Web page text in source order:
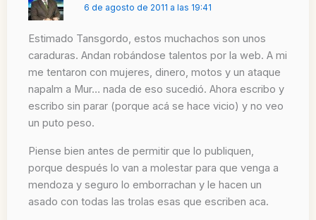
6 de agosto de 2011 a las 19:41
Estimado Tansgordo, estos muchachos son unos
caraduras. Andan robándose talentos por la web. A mi
me tentaron con mujeres, dinero, motos y un ataque
napalm a Mur… nada de eso sucedió. Ahora escribo y
escribo sin parar (porque acá se hace vicio) y no veo
un puto peso.
Piense bien antes de permitir que lo publiquen,
porque después lo van a molestar para que venga a
mendoza y seguro lo emborrachan y le hacen un
asado con todas las trolas esas que escriben aca.